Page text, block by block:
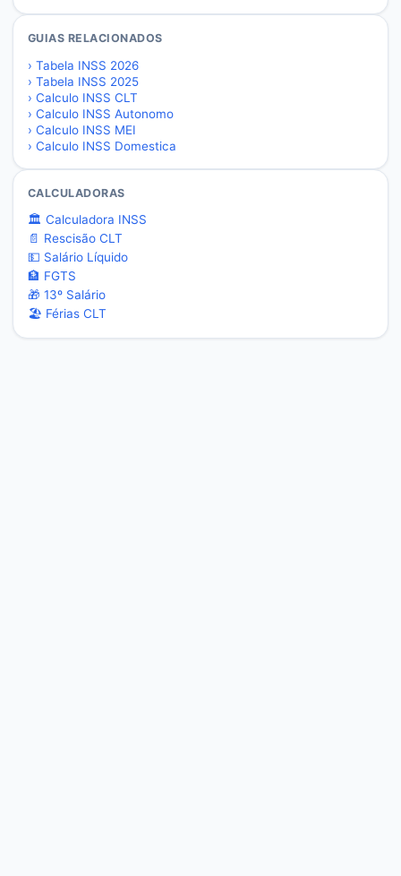
GUIAS RELACIONADOS
› Tabela INSS 2026
› Tabela INSS 2025
› Calculo INSS CLT
› Calculo INSS Autonomo
› Calculo INSS MEI
› Calculo INSS Domestica
CALCULADORAS
🏛️ Calculadora INSS
📄 Rescisão CLT
💵 Salário Líquido
🏦 FGTS
🎁 13º Salário
🏖️ Férias CLT